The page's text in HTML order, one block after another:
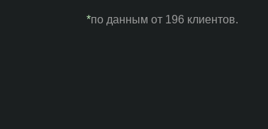
*по данным от 196 клиентов.